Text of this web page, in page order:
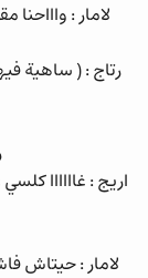
لامار :
رتاج : ( ساهية
اريج : غاااااا
لامار : حيتاش